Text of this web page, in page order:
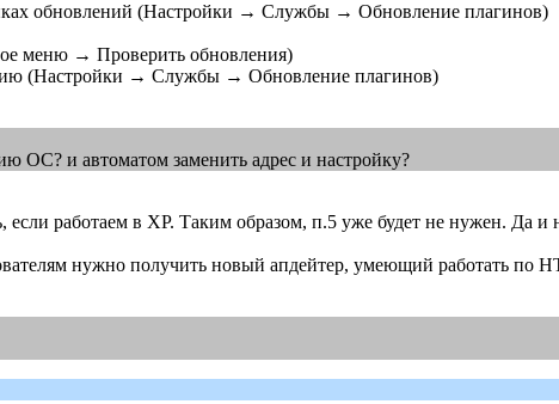
обновлений (Настройки → Службы → Обновление плагинов)
меню → Проверить обновления)
(Настройки → Службы → Обновление плагинов)
ОС? и автоматом заменить адрес и настройку?
работаем в XP. Таким образом, п.5 уже будет не нужен. Да и
нужно получить новый апдейтер, умеющий работать по